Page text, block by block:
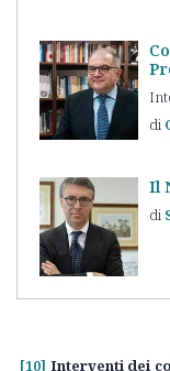
Il
[10] Interventi dei